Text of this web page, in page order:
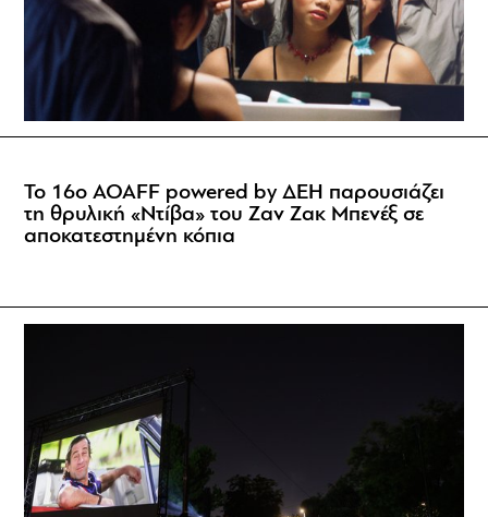
Το 16ο AOAFF powered by ΔΕΗ παρουσιάζει
τη θρυλική «Ντίβα» του Ζαν Ζακ Μπενέξ σε
αποκατεστημένη κόπια